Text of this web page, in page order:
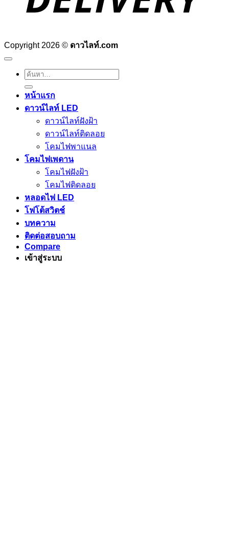
Copyright 2026 © ดาวไลท์.com
ค้นหา:
หน้าแรก
ดาวน์ไลท์ LED
ดาวน์ไลท์ฝังฝ้า
ดาวน์ไลท์ติดลอย
โคมไฟพาแนล
โคมไฟเพดาน
โคมไฟฝังฝ้า
โคมไฟติดลอย
หลอดไฟ LED
โฟโต้สวิตช์
บทความ
ติดต่อสอบถาม
Compare
เข้าสู่ระบบ